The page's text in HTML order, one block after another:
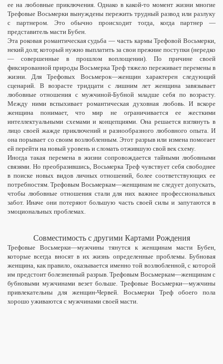
ее на любовные приключения. Однако в какой-то момент жизни многие
Трефовые Восьмерки вынуждены пережить трудный развод или разлуку
с партнером. Это обычно происходит тогда, когда партнер —
представитель масти Бубен.
Эта роковая романтическая судьба — часть кармы Трефовой Восьмерки,
некий долг, который нужно выплатить за свои прежние поступки (нередко
— совершенные в прошлом воплощении). По причине своей
фиксированной природы Восьмерка Треф тяжело переживает перемены в
жизни. Для Трефовых Восьмерок—женщин характерен следующий
сценарий. В возрасте тридцати с лишним лет женщина завязывает
любовные отношения с мужчиной-Бубной младше себя по возрасту.
Между ними вспыхивает романтическая духовная любовь. И вскоре
женщина понимает, что мир не ограничивается ее жесткими
интеллектуальными схемами и концепциями. Она решается взглянуть в
лицо своей жажде приключений и разнообразного любовного опыта. И
она порывает со своим возлюбленным. Этот разрыв или измена помогает
ей перейти на новый уровень и сломать отжившую свой век схему.
Иногда такая перемена в жизни сопровождается тайными любовными
связями. Но преобразившись, Восьмерка Треф чувствует себя свободнее
в поиске новых видов личных отношений, более соответствующих ее
потребностям. Трефовым Восьмеркам—женщинам не следует допускать,
чтобы любовные отношения стали для них важнее профессиональных
забот. Иначе они потеряют большую часть своей силы и запутаются в
эмоциональных проблемах.
Совместимость с другими Картами Рождения
Трефовые Восьмерки—мужчины тянутся к женщинам масти Бубен,
которые всегда вносят в их жизнь определенные проблемы. Бубновая
женщина, как правило, оказывается именно той возлюбленной, с которой
им предстоит болезненный разрыв. Трефовым Восьмеркам—женщинам с
бубновыми мужчинами везет больше. Трефовые Восьмерки—мужчины
привлекательны для женщин-Червей. Восьмерки Треф обоего пола
хорошо уживаются с мужчинами своей масти.